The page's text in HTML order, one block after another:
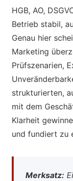
HGB, AO,
Betrieb stabil,
Genau hier
Marketing
Prüfszenarien,
strukturierten,
mit dem
Klarheit
und fundiert zu
Merksatz: